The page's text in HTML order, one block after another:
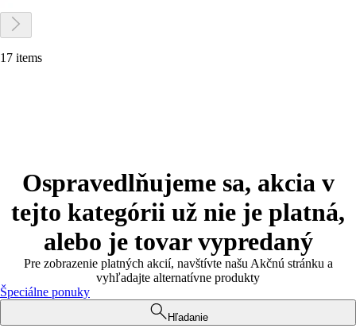
17 items
Ospravedlňujeme sa, akcia v
tejto kategórii už nie je platná,
alebo je tovar vypredaný
Pre zobrazenie platných akcií, navštívte našu Akčnú stránku a
vyhľadajte alternatívne produkty
Špeciálne ponuky
Hľadanie